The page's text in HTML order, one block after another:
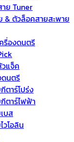
ย Tuner
& ตัวล็อคสายสะพาย
รื่องดนตรี
แจ็ค
ดนตรี
ตาร์โปร่ง
ตาร์ไฟฟ้า
บส
วโอลิน